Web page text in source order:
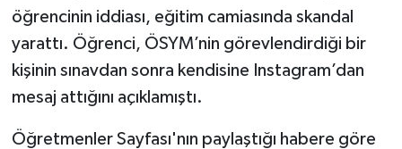
öğrencinin iddiası, eğitim camiasında skandal
yarattı. Öğrenci, ÖSYM’nin görevlendirdiği bir
kişinin sınavdan sonra kendisine Instagram’dan
mesaj attığını açıklamıştı.
Öğretmenler Sayfası'nın paylaştığı habere göre